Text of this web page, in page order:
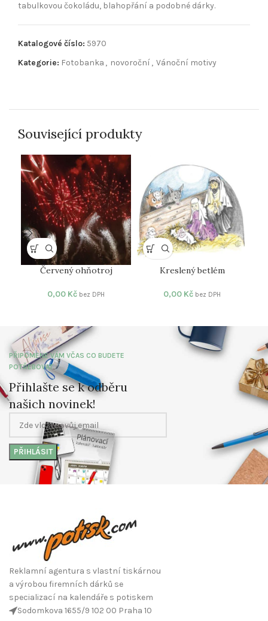
tabulkovou čokoládu, blahopřání a podobné dárky.
Katalogové číslo: 5970
Kategorie: Fotobanka , novoroční, Vánoční motivy
Související produkty
Červený ohňotroj
0,00 Kč bez DPH
Kreslený betlém
0,00 Kč bez DPH
PŘIPOMENE VÁM VČAS CO BUDETE
POTŘEBOVAT
Přihlašte se k odběru
našich novinek!
Reklamní agentura s vlastní tiskárnou
a výrobou firemních dárků se
specializací na kalendáře s potiskem
Sodomkova 1655/9 102 00 Praha 10